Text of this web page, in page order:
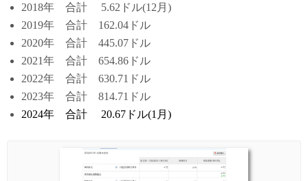
2018年 合計 5.62ドル(12月)
2019年 合計 162.04ドル
2020年 合計 445.07ドル
2021年 合計 654.86ドル
2022年 合計 630.71ドル
2023年 合計 814.71ドル
2024年 合計 20.67ドル(1月)